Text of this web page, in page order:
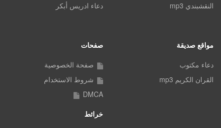
النقشبندي mp3
دعاء ادريس أبكر
مواقع صديقة
دعاء مكتوب
القران الكريم mp3
صفحات
صفحة الخصوصية
شروط الاستخدام
DMCA
خرائط